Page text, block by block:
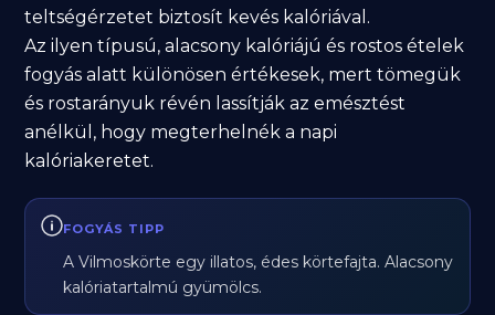
teltségérzetet biztosít kevés kalóriával.
Az ilyen típusú, alacsony kalóriájú és rostos ételek
fogyás alatt különösen értékesek, mert tömegük
és rostarányuk révén lassítják az emésztést
anélkül, hogy megterhelnék a napi
kalóriakeretet.
FOGYÁS TIPP
A Vilmoskörte egy illatos, édes körtefajta. Alacsony
kalóriatartalmú gyümölcs.